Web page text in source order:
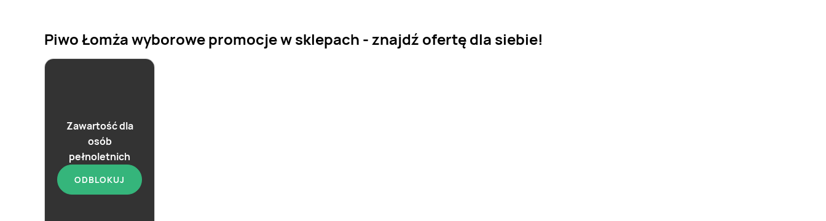
Piwo Łomża wyborowe promocje w sklepach - znajdź ofertę dla siebie!
Zawartość dla
osób
pełnoletnich
ODBLOKUJ
aktualna
Piwo Łomża